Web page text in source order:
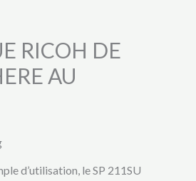
RICOH DE
AU
d’utilisation, le SP 211SU